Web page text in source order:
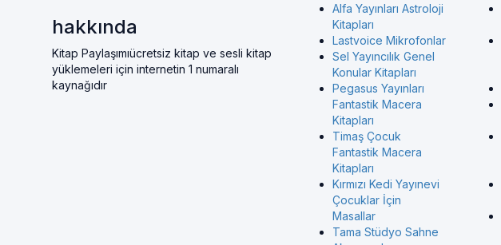
hakkında
Kitap Paylaşımıücretsiz kitap ve sesli kitap
yüklemeleri için internetin 1 numaralı
kaynağıdır
Alfa Yayınları Astroloji
Kitapları
Lastvoice Mikrofonlar
Sel Yayıncılık Genel
Konular Kitapları
Pegasus Yayınları
Fantastik Macera
Kitapları
Timaş Çocuk
Fantastik Macera
Kitapları
Kırmızı Kedi Yayınevi
Çocuklar İçin
Masallar
Tama Stüdyo Sahne